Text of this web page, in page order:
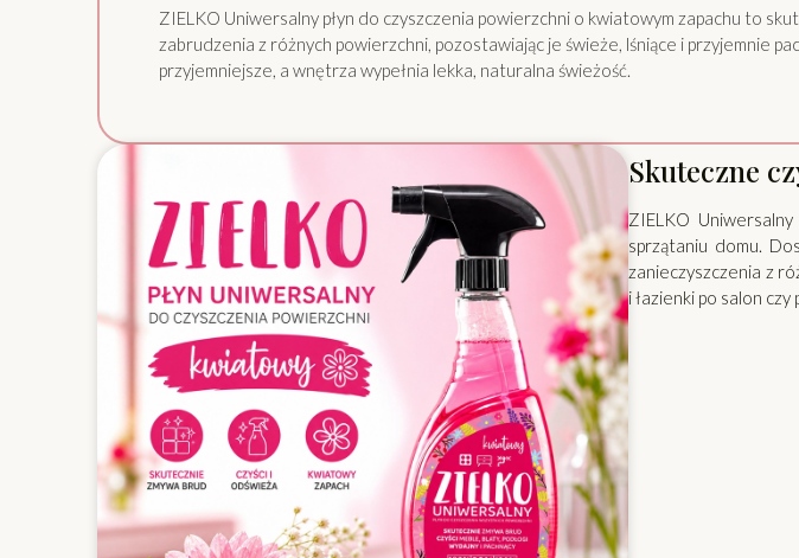
ZIELKO Uniwersalny płyn do czyszczenia powierzchni o kwiatowym zapachu to
zabrudzenia z różnych powierzchni, pozostawiając je świeże, lśniące i przyjemnie
przyjemniejsze, a wnętrza wypełnia lekka, naturalna świeżość.
Skuteczne
ZIELKO
sprzątaniu domu.
zanieczyszczenia z
i łazienki po salon